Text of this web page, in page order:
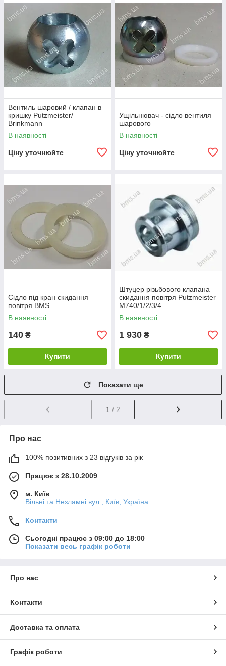
Вентиль шаровий / клапан в
кришку Putzmeister/
Brinkmann
В наявності
Ціну уточнюйте
Ущільнювач - сідло вентиля
шарового
В наявності
Ціну уточнюйте
Сідло під кран скидання
повітря BMS
В наявності
140 ₴
Купити
Штуцер різьбового клапана
скидання повітря Putzmeister
M740/1/2/3/4
В наявності
1 930 ₴
Купити
Показати ще
1 / 2
Про нас
100% позитивних з 23 відгуків за рік
Працює з 28.10.2009
м. Київ
Вільні та Незламні вул., Київ, Україна
Контакти
Сьогодні працює з 09:00 до 18:00
Показати весь графік роботи
Про нас
Контакти
Доставка та оплата
Графік роботи